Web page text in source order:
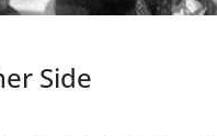
Side